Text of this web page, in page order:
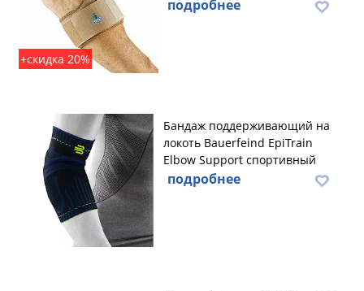
+скидка 20%
подробнее
Бандаж поддерживающий на
локоть Bauerfeind EpiTrain
Elbow Support спортивный
подробнее